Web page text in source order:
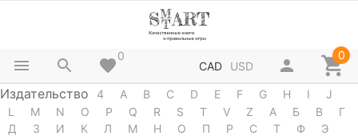
0
CAD USD
0
Издательство 4 A B C D E F G H I
J
L
M N O P Q R S T V Z А Б В
Г
Д
З И К Л М Н О П Р С Т Ф
Э